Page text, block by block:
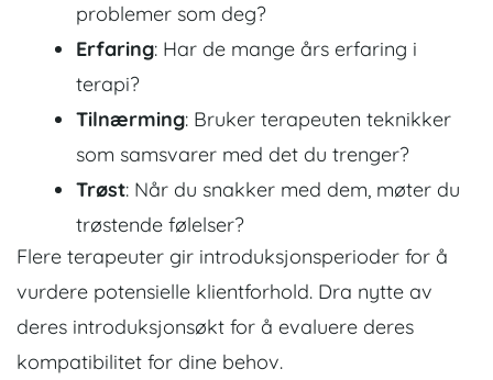
problemer som deg?
Erfaring: Har de mange års erfaring i
terapi?
Tilnærming: Bruker terapeuten teknikker
som samsvarer med det du trenger?
Trøst: Når du snakker med dem, møter du
trøstende følelser?
Flere terapeuter gir introduksjonsperioder for å
vurdere potensielle klientforhold. Dra nytte av
deres introduksjonsøkt for å evaluere deres
kompatibilitet for dine behov.